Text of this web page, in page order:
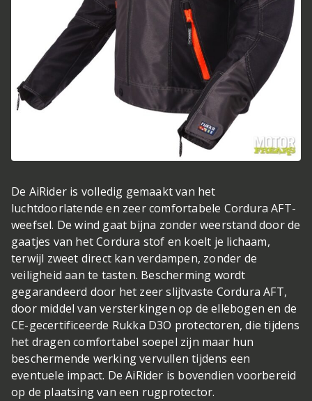
De AiRider is volledig gemaakt van het
luchtdoorlatende en zeer comfortabele Cordura AFT-
weefsel. De wind gaat bijna zonder weerstand door de
gaatjes van het Cordura stof en koelt je lichaam,
terwijl zweet direct kan verdampen, zonder de
veiligheid aan te tasten. Bescherming wordt
gegarandeerd door het zeer slijtvaste Cordura AFT,
door middel van versterkingen op de ellebogen en de
CE-gecertificeerde Rukka D3O protectoren, die tijdens
het dragen comfortabel soepel zijn maar hun
beschermende werking vervullen tijdens een
eventuele impact. De AiRider is bovendien voorbereid
op de plaatsing van een rugprotector.